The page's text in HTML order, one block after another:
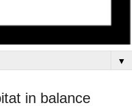
▼
in balance